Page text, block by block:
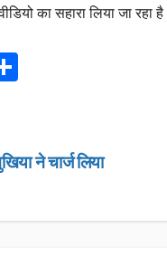
का सहारा लिया जा रहा
eने चार्ज लिया